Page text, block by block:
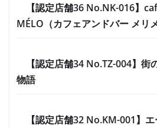
【認定店舗36 No.NK-016】
MÉLO（カフェアンドバー メリ
【認定店舗34 No.TZ-004】街
物語
【認定店舗32 No.KM-001】